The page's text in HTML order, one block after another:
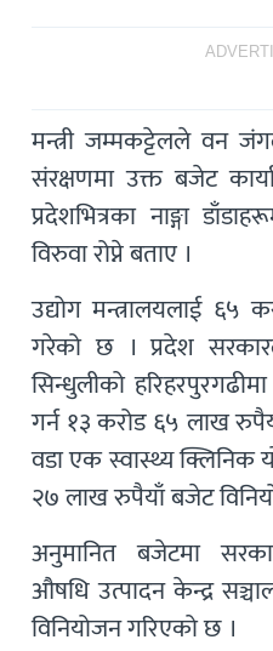
मन्त्री जम्मकट्टेलले वन
संरक्षणमा उक्त बजेट
प्रदेशभित्रका नाङ्गा
विरुवा रोप्ने बताए ।
उद्योग मन्त्रालयलाई ६५
गरेको छ । प्रदेश
सिन्धुलीको
गर्न १३ करोड ६५ लाख
वडा एक स्वास्थ्य क्लिनिक
२७ लाख रुपैयाँ बजेट
अनुमानित बजेटमा
औषधि उत्पादन केन्द्र
विनियोजन गरिएको छ ।